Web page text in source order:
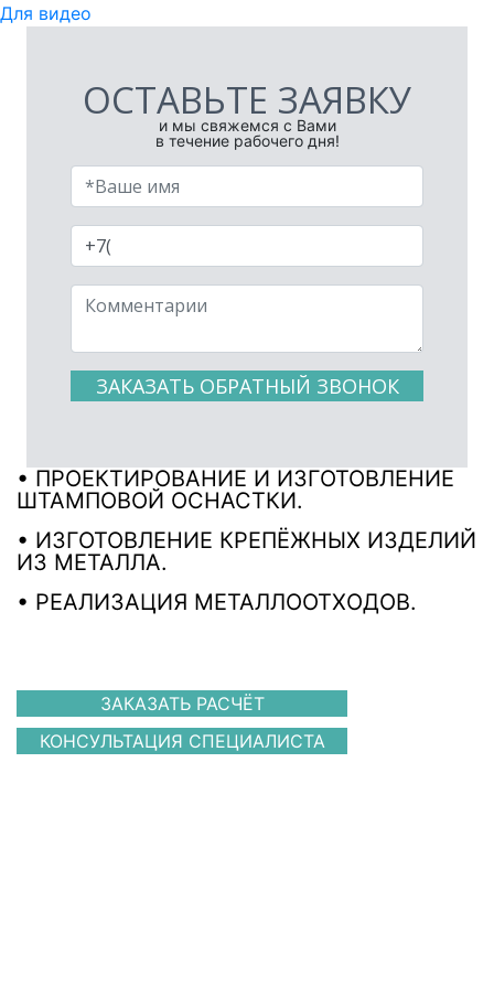
Для видео
ОСТАВЬТЕ ЗАЯВКУ
и мы свяжемся с Вами
в течение рабочего дня!
ЗАКАЗАТЬ ОБРАТНЫЙ ЗВОНОК
• ПРОЕКТИРОВАНИЕ И ИЗГОТОВЛЕНИЕ
ШТАМПОВОЙ ОСНАСТКИ.
• ИЗГОТОВЛЕНИЕ КРЕПЁЖНЫХ ИЗДЕЛИЙ
ИЗ МЕТАЛЛА.
• РЕАЛИЗАЦИЯ МЕТАЛЛООТХОДОВ.
ЗАКАЗАТЬ РАСЧЁТ
КОНСУЛЬТАЦИЯ СПЕЦИАЛИСТА